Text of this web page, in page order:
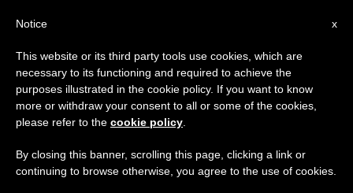
×
Aviso importante
Del 27 de julio al 7 de agosto haremos la pausa
anual, aprovechando que en el periodo de verano
se generan menos informaciones y también el
x
Notice
This website or its third party tools use cookies, which are
necessary to its functioning and required to achieve the
purposes illustrated in the cookie policy. If you want to know
more or withdraw your consent to all or some of the cookies,
please refer to the cookie policy
By closing this banner, scrolling this page, clicking a link or
continuing to browse otherwise, you agree to the use of cookies.